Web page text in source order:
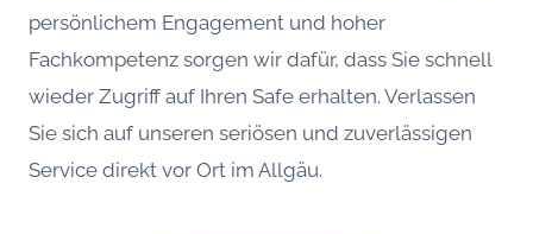
persönlichem Engagement und hoher
Fachkompetenz sorgen wir dafür, dass Sie schnell
wieder Zugriff auf Ihren Safe erhalten. Verlassen
Sie sich auf unseren seriösen und zuverlässigen
Service direkt vor Ort im Allgäu.